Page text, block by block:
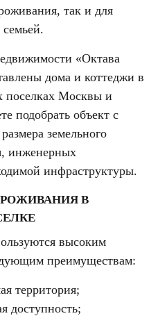
так и для
семьей.
«Октава
дома и коттеджи в
поселках Москвы и
подобрать объект с
земельного
инженерных
инфраструктуры.
В
высоким
преимуществам:
территория;
доступность;